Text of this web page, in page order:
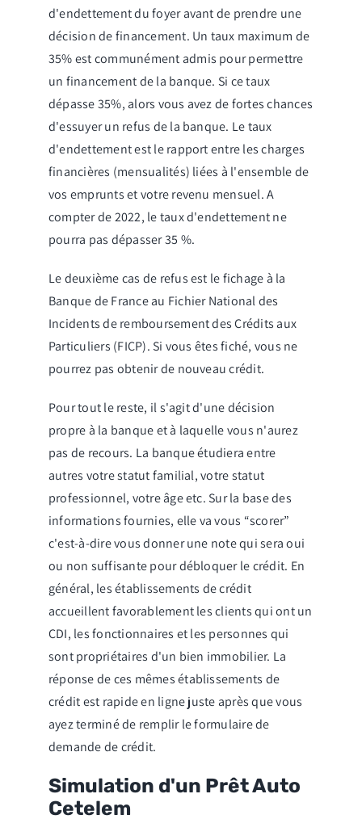
d'endettement du foyer avant de prendre une
décision de financement. Un taux maximum de
35% est communément admis pour permettre
un financement de la banque. Si ce taux
dépasse 35%, alors vous avez de fortes chances
d'essuyer un refus de la banque. Le taux
d'endettement est le rapport entre les charges
financières (mensualités) liées à l'ensemble de
vos emprunts et votre revenu mensuel. A
compter de 2022, le taux d'endettement ne
pourra pas dépasser 35 %.
Le deuxième cas de refus est le fichage à la
Banque de France au Fichier National des
Incidents de remboursement des Crédits aux
Particuliers (FICP). Si vous êtes fiché, vous ne
pourrez pas obtenir de nouveau crédit.
Pour tout le reste, il s'agit d'une décision
propre à la banque et à laquelle vous n'aurez
pas de recours. La banque étudiera entre
autres votre statut familial, votre statut
professionnel, votre âge etc. Sur la base des
informations fournies, elle va vous “scorer”
c'est-à-dire vous donner une note qui sera oui
ou non suffisante pour débloquer le crédit. En
général, les établissements de crédit
accueillent favorablement les clients qui ont un
CDI, les fonctionnaires et les personnes qui
sont propriétaires d'un bien immobilier. La
réponse de ces mêmes établissements de
crédit est rapide en ligne juste après que vous
ayez terminé de remplir le formulaire de
demande de crédit.
Simulation d'un Prêt Auto
Cetelem